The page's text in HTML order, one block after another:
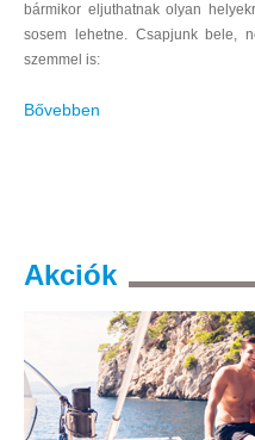
bármikor eljuthatnak olyan
sosem lehetne. Csapjunk bele,
szemmel is:
Bővebben
Akciók